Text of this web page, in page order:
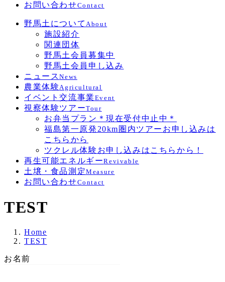
お問い合わせContact
野馬土について About
施設紹介
関連団体
野馬土会員募集中
野馬土会員申し込み
ニュースNews
農業体験Agricultural
イベント交流事業 Event
視察体験ツアーTour
お弁当プラン＊現在受付中止中＊
福島第一原発20km圏内ツアーお申し込みは
こちらから
ツクレル体験お申し込みはこちらから！
再生可能エネルギーRevivable
土壌・食品測定Measure
お問い合わせContact
TEST
Home
TEST
お名前